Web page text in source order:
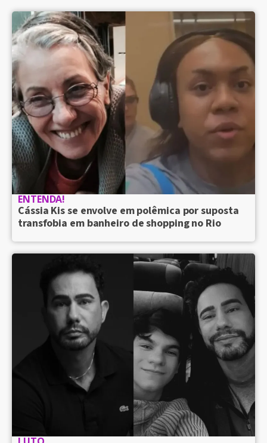
ENTENDA!
Cássia Kis se envolve em polêmica por suposta
transfobia em banheiro de shopping no Rio